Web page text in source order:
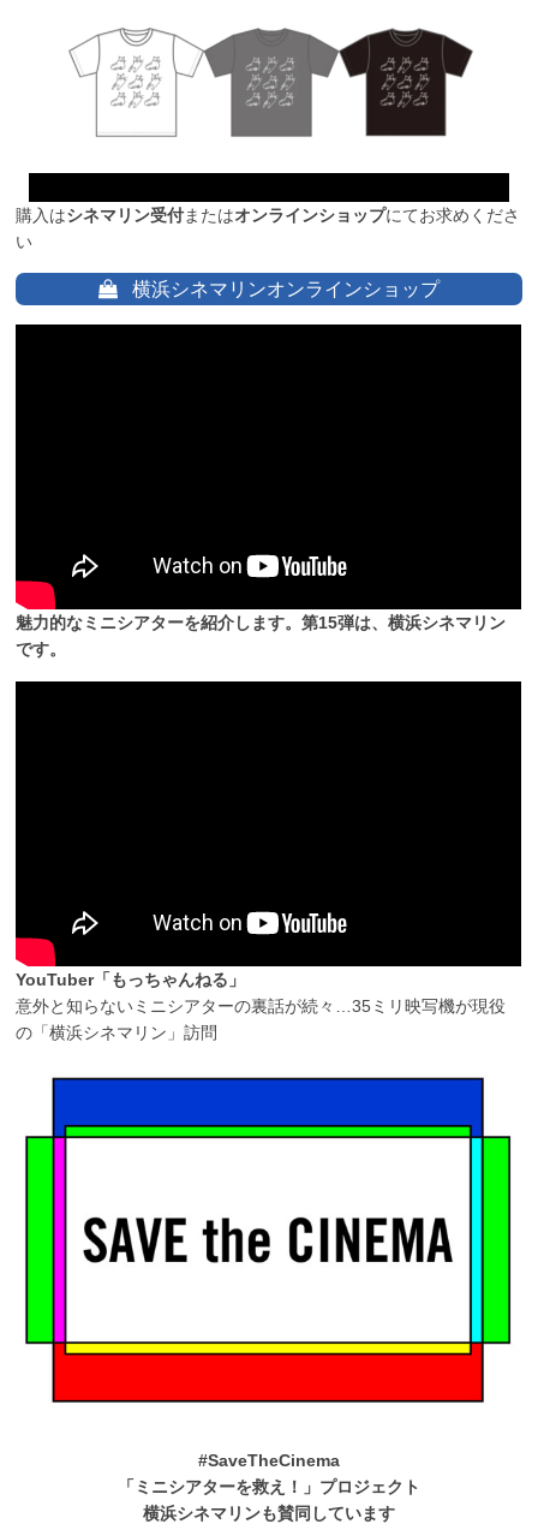
購入はシネマリン受付またはオンラインショップにてお求めくださ
い
横浜シネマリンオンラインショップ
魅力的なミニシアターを紹介します。第15弾は、横浜シネマリン
です。
YouTuber「もっちゃんねる」
意外と知らないミニシアターの裏話が続々…35ミリ映写機が現役
の「横浜シネマリン」訪問
#SaveTheCinema
「ミニシアターを救え！」プロジェクト
横浜シネマリンも賛同しています